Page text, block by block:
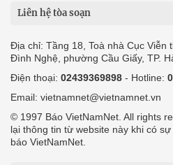
Liên hệ tòa soạn
Địa chỉ: Tầng 18, Toà nhà Cục Viễn
Đình Nghệ, phường Cầu Giấy, TP.
Điện thoại: 02439369898 - Hotline:
Email: vietnamnet@vietnamnet.vn
© 1997 Báo VietNamNet. All rights
lại thông tin từ website này khi có
báo VietNamNet.